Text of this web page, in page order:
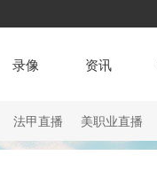
录像 资讯
法甲直播 美职业直播